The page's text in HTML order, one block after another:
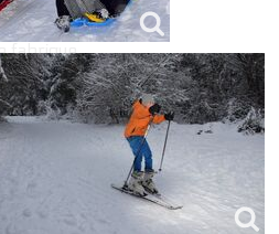
fabrique
Lommerange